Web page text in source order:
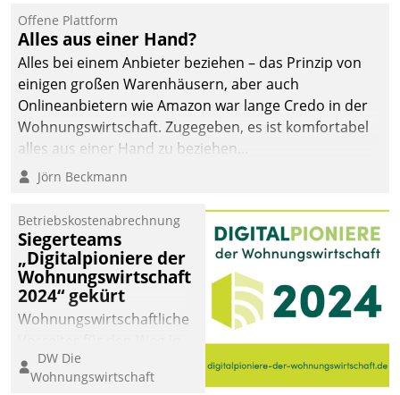
einsehen und ändern
oder
Schadensmeldungen
abgeben – rund um die
Uhr.
Offene Plattform
Alles aus einer Hand?
Alles bei einem Anbieter beziehen – das Prinzip von
einigen großen Warenhäusern, aber auch
Onlineanbietern wie Amazon war lange Credo in der
Wohnungswirtschaft. Zugegeben, es ist komfortabel
alles aus einer Hand zu beziehen...
Jörn Beckmann
Betriebskostenabrechnung
Siegerteams
„Digitalpioniere der
Wohnungswirtschaft
2024“ gekürt
Wohnungswirtschaftliche
eine digitale Zukunft zu
finden, ist das Ziel des
DW Die
Wohnungswirtschaft